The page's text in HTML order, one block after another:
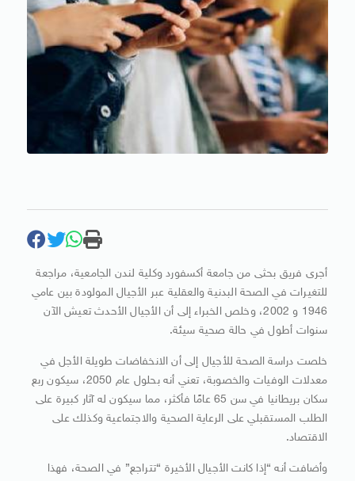
أجرى فريق بحثى من جامعة أكسفورد وكلية لندن الجامعية، مراجعة
للتغيرات في الصحة البدنية والعقلية عبر الأجيال المولودة بين عامي
1946 و 2002، وخلص الخبراء إلى أن الأجيال الأحدث تعيش الآن
سنوات أطول في حالة صحية سيئة.
خلصت دراسة الصحة للأجيال إلى أن الانخفاضات طويلة الأجل في
معدلات الوفيات والخصوبة، تعني أنه بحلول عام 2050، سيكون ربع
سكان بريطانيا في سن 65 عامًا فأكثر، مما سيكون له آثار كبيرة على
الطلب المستقبلي على الرعاية الصحية والاجتماعية وكذلك على
الاقتصاد.
وأضافت أنه “إذا كانت الأجيال الأخيرة “تتراجع” في الصحة، فهذا